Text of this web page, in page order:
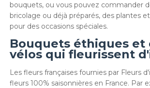
bouquets, ou vous pouvez commander
bricolage ou déjà préparés, des plantes
pour des occasions spéciales.
Bouquets éthiques et
vélos qui fleurissent
Les fleurs françaises fournies par Fleurs
fleurs 100% saisonnières en France. Par